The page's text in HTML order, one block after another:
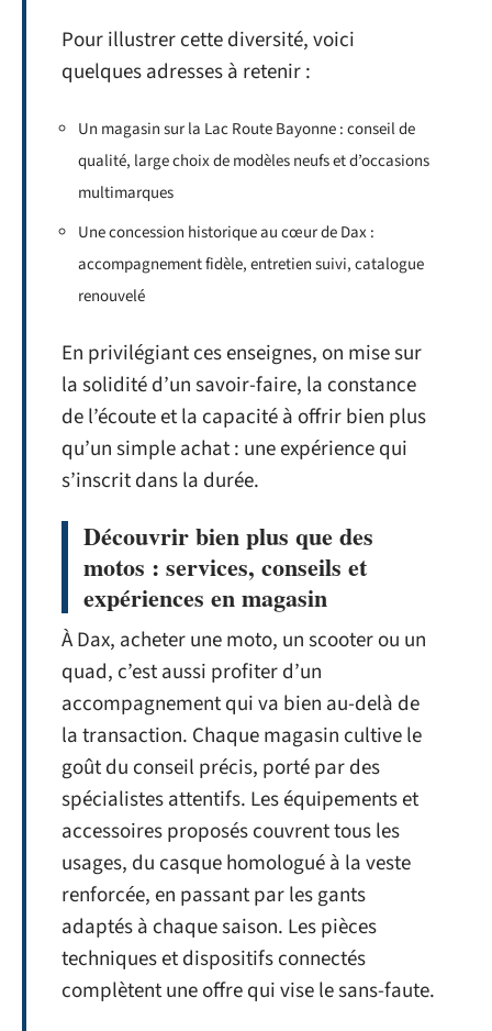
Pour illustrer cette diversité, voici
quelques adresses à retenir :
Un magasin sur la Lac Route Bayonne : conseil de
qualité, large choix de modèles neufs et d’occasions
multimarques
Une concession historique au cœur de Dax :
accompagnement fidèle, entretien suivi, catalogue
renouvelé
En privilégiant ces enseignes, on mise sur
la solidité d’un savoir-faire, la constance
de l’écoute et la capacité à offrir bien plus
qu’un simple achat : une expérience qui
s’inscrit dans la durée.
Découvrir bien plus que des
motos : services, conseils et
expériences en magasin
À Dax, acheter une moto, un scooter ou un
quad, c’est aussi profiter d’un
accompagnement qui va bien au-delà de
la transaction. Chaque magasin cultive le
goût du conseil précis, porté par des
spécialistes attentifs. Les équipements et
accessoires proposés couvrent tous les
usages, du casque homologué à la veste
renforcée, en passant par les gants
adaptés à chaque saison. Les pièces
techniques et dispositifs connectés
complètent une offre qui vise le sans-faute.